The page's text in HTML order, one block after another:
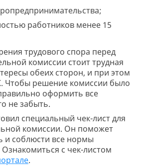
работников менее 15
трудового спора перед
комиссии стоит трудная
обеих сторон, и при этом
Чтобы решение комиссии было
оформить все
не забыть.
специальный чек-лист для
комиссии. Он поможет
и соблюсти все нормы
Ознакомиться с чек-листом
.